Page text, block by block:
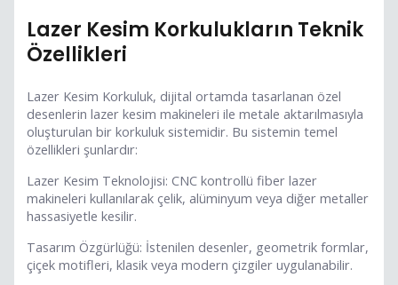
Lazer Kesim Korkulukların Teknik
Özellikleri
Lazer Kesim Korkuluk, dijital ortamda tasarlanan özel
desenlerin lazer kesim makineleri ile metale aktarılmasıyla
oluşturulan bir korkuluk sistemidir. Bu sistemin temel
özellikleri şunlardır:
Lazer Kesim Teknolojisi: CNC kontrollü fiber lazer
makineleri kullanılarak çelik, alüminyum veya diğer metaller
hassasiyetle kesilir.
Tasarım Özgürlüğü: İstenilen desenler, geometrik formlar,
çiçek motifleri, klasik veya modern çizgiler uygulanabilir.